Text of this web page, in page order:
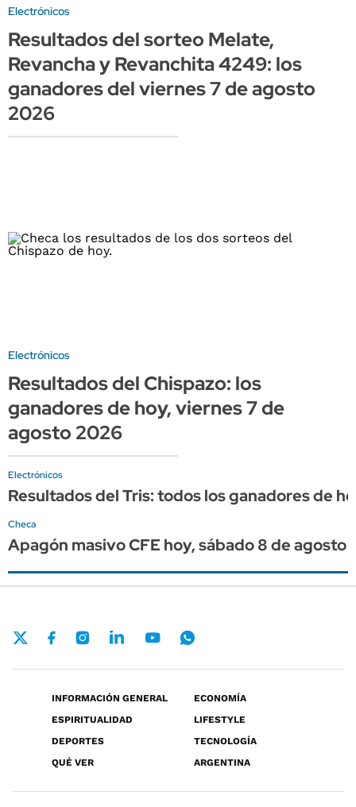
Electrónicos
Resultados del sorteo Melate,
Revancha y Revanchita 4249: los
ganadores del viernes 7 de agosto
2026
Electrónicos
Resultados del Chispazo: los
ganadores de hoy, viernes 7 de
agosto 2026
Electrónicos
Resultados del Tris: todos los ganadores de
Checa
Apagón masivo CFE hoy, sábado 8 de
INFORMACIÓN GENERAL
ECONOMÍA
ESPIRITUALIDAD
LIFESTYLE
DEPORTES
TECNOLOGÍA
QUÉ VER
ARGENTINA